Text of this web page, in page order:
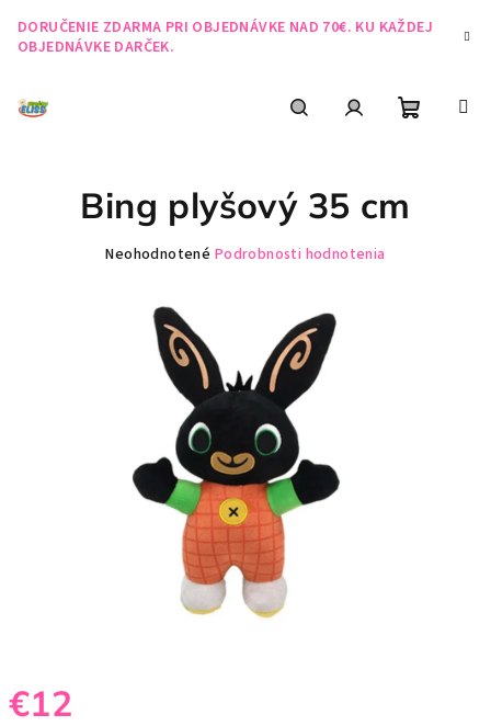
obsah
DORUČENIE ZDARMA PRI OBJEDNÁVKE NAD 70€. KU KAŽDEJ
OBJEDNÁVKE DARČEK.
košík
€12
Bing plyšový 35 cm
Priemerné
hviezdičiek.
Neohodnotené Podrobnosti hodnotenia